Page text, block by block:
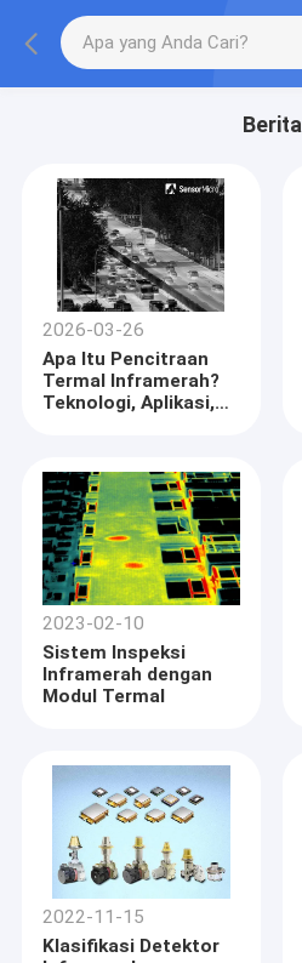
Berita
2026-03-26
Apa Itu Pencitraan
Termal Inframerah?
Teknologi, Aplikasi,
2023-02-10
Sistem Inspeksi
Inframerah dengan
Modul Termal
2022-11-15
Klasifikasi Detektor